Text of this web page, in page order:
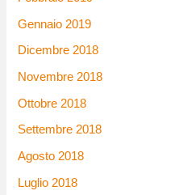
Gennaio 2019
Dicembre 2018
Novembre 2018
Ottobre 2018
Settembre 2018
Agosto 2018
Luglio 2018